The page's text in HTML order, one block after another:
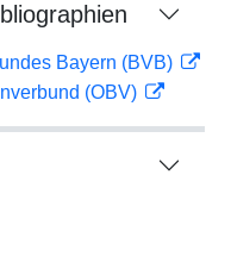
Bayern (BVB)
(OBV)